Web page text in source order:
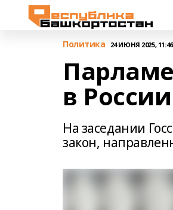
Политика 24 ИЮНЯ 2025, 11:46
в
На заседании
закон,